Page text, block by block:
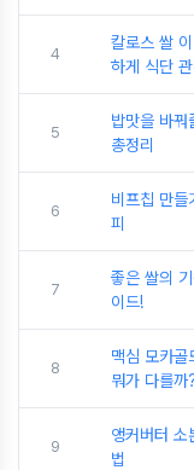
4
칼로스 쌀
하게 식단
5
밥맛을 바
총정리
6
비프칩 만들
피
7
좋은 쌀의
이드!
8
맥심 모카
뭐가 다를
9
앵커버터
법